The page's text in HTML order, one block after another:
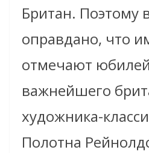
Британ. Поэтому
оправдано, что
отмечают
важнейшего
художника-
Полотна